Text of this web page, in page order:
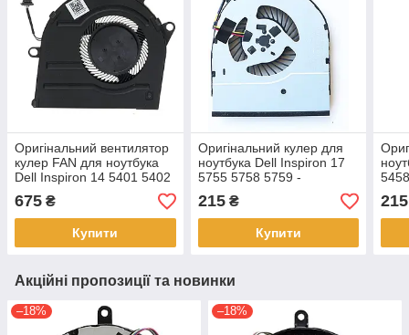
Оригінальний вентилятор
кулер FAN для ноутбука
Dell Inspiron 14 5401 5402
5405 5408 5409 0R6YTH
675 ₴
Купити
Оригінальний кулер для
ноутбука Dell Inspiron 17
5755 5758 5759 -
вентилятор, FAN
215₴
Купити
FAN
215
Акційні пропозиції та новинки
–18% –18%